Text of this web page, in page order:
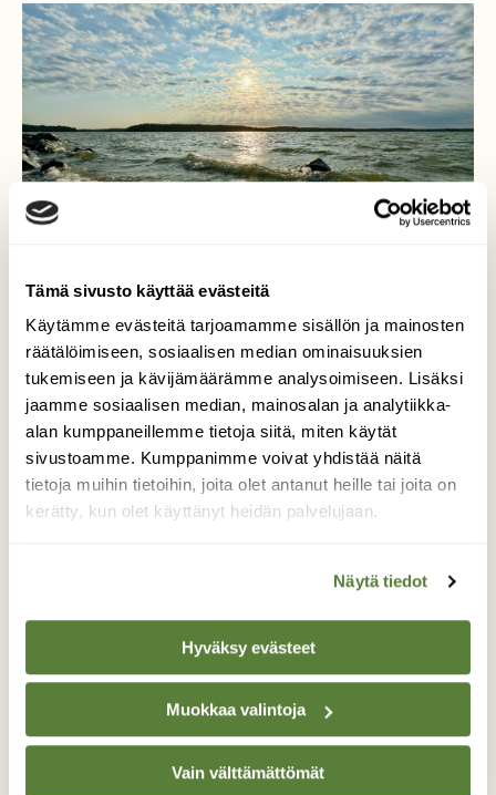
Tämä sivusto käyttää evästeitä
Käytämme evästeitä tarjoamamme sisällön ja mainosten
räätälöimiseen, sosiaalisen median ominaisuuksien
tukemiseen ja kävijämäärämme analysoimiseen. Lisäksi
jaamme sosiaalisen median, mainosalan ja analytiikka-
alan kumppaneillemme tietoja siitä, miten käytät
sivustoamme. Kumppanimme voivat yhdistää näitä
tietoja muihin tietoihin, joita olet antanut heille tai joita on
kerätty, kun olet käyttänyt heidän palvelujaan.
Näytä tiedot
Hyväksy evästeet
Muokkaa valintoja
Vain välttämättömät
Auringonsäteet
Tuulinen, mutta kaunis aamu…Kuuva,
Ruissalo, Turku 25.8
Valokuvaaja: Juhani Peltonen, Turku 25.8.2024